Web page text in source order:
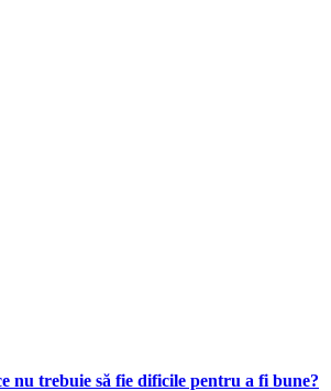
nu trebuie să fie dificile pentru a fi bune?